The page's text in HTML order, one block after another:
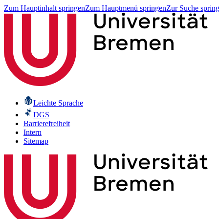
Zum Hauptinhalt springenZum Hauptmenü springenZur Suche
Leichte Sprache
DGS
Barrierefreiheit
Intern
Sitemap